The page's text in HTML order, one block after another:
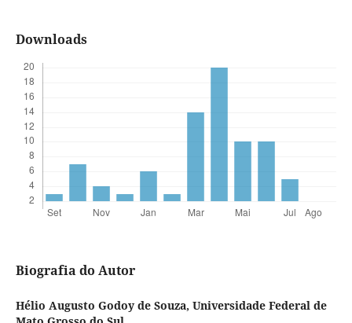
Downloads
Biografia do Autor
Hélio Augusto Godoy de Souza, Universidade Federal de